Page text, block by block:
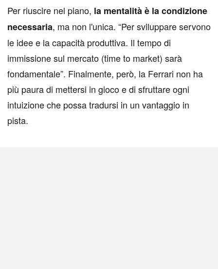
Per riuscire nel piano, la mentalità è la condizione
necessaria, ma non l'unica. “Per sviluppare servono
le idee e la capacità produttiva. Il tempo di
immissione sul mercato (time to market) sarà
fondamentale”. Finalmente, però, la Ferrari non ha
più paura di mettersi in gioco e di sfruttare ogni
intuizione che possa tradursi in un vantaggio in
pista.